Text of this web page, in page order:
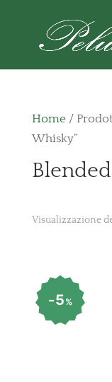
Home/
Whisky”
Visualizzazione
5%